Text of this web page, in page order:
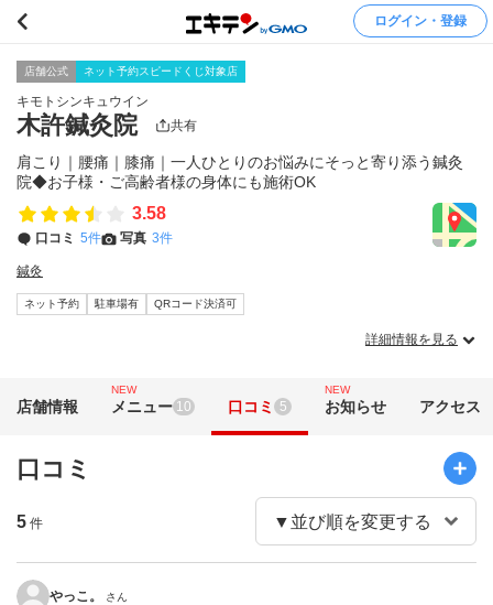
ログイン・登録
店舗公式 ネット予約スピードくじ対象店
キモトシンキュウイン
木許鍼灸院 共有
肩こり｜腰痛｜膝痛｜一人ひとりのお悩みにそっと寄り添う鍼灸
院◆お子様・ご高齢者様の身体にも施術OK
3.58
口コミ 5件 写真 3件
鍼灸
ネット予約 駐車場有 QRコード決済可
詳細情報を見る
店舗情報
NEW
メニュー 10 口コミ 5
NEW
お知らせ アクセス
口コミ
5 件
やっこ。 さん